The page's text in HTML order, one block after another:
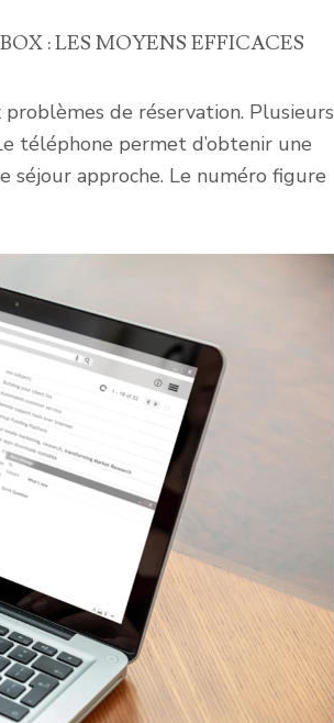
: LES MOYENS EFFICACES
de réservation. Plusieurs
téléphone permet d’obtenir une
approche. Le numéro figure